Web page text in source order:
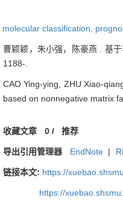
molecular classification,
曹颖颖，朱小强，陈豪燕 . 基
1188-.
CAO Ying-ying, ZHU Xiao-
based on nonnegative matrix
收藏文章 0/ 推荐
导出引用管理器 EndNote |
链接本文: https://
https://